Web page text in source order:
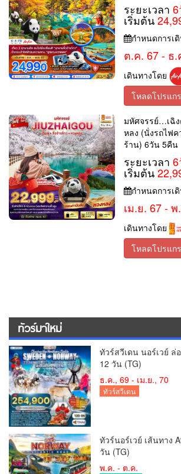
ระยะเวลา
เริ่มต้น
กำหนดการเ
ต.ค. 67 - ธ.
เดินทางโดย
โหลดโปรแก
มหัศจรรย์…เฉิง
หลง (นั่งรถไฟค
ร้าน) 6วัน 5คืน
ระยะเวลา
เริ่มต้น
กำหนดการเ
เม.ย. 67 -
เดินทางโดย
โหลดโปรแก
ทัวร์มาใหม่
ทัวร์สวีเดน นอร์เวย์ ล่
12 วัน (TG)
ธ.ค., 69 - เม.ย., 70
ทัวร์สวีเดน
ทัวร์นอร์เวย์ เส้นทาง
วัน (TG)
พ.ค. - ต.ค.